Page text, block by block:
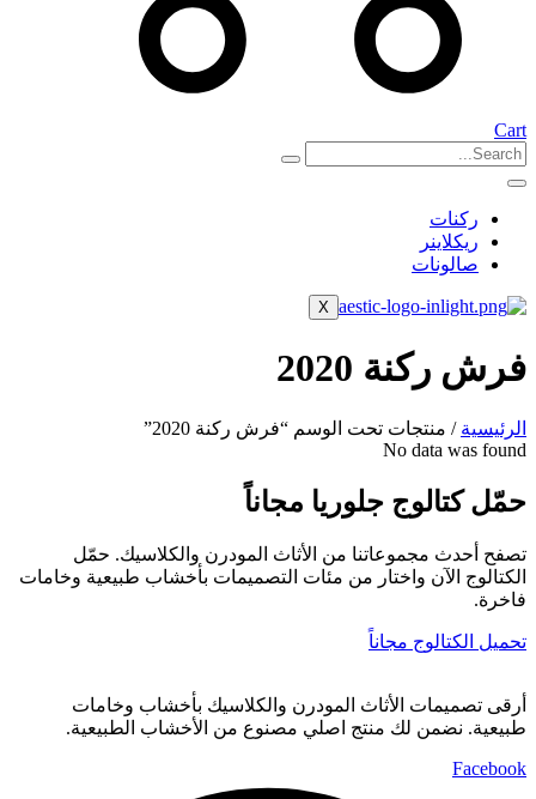
Cart
ركنات
ريكلاينر
صالونات
X
فرش ركنة 2020
الرئيسية / منتجات تحت الوسم “فرش ركنة 2020”
No data was found
حمّل كتالوج جلوريا مجاناً
تصفح أحدث مجموعاتنا من الأثاث المودرن والكلاسيك. حمّل
الكتالوج الآن واختار من مئات التصميمات بأخشاب طبيعية وخامات
فاخرة.
تحميل الكتالوج مجاناً
أرقى تصميمات الأثاث المودرن والكلاسيك بأخشاب وخامات
طبيعية. نضمن لك منتج اصلي مصنوع من الأخشاب الطبيعية.
Facebook